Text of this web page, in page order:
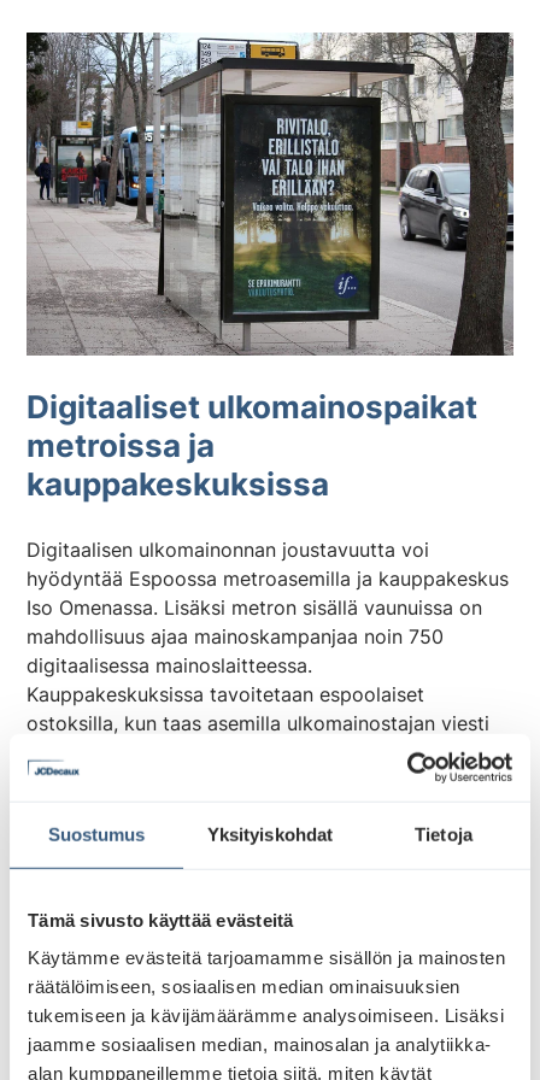
Suostumus Yksityiskohdat Tietoja
Tämä sivusto käyttää evästeitä
Käytämme evästeitä tarjoamamme sisällön ja mainosten
räätälöimiseen, sosiaalisen median ominaisuuksien
tukemiseen ja kävijämäärämme analysoimiseen. Lisäksi
jaamme sosiaalisen median, mainosalan ja analytiikka-
alan kumppaneillemme tietoja siitä, miten käytät
Digitaaliset ulkomainospaikat
metroissa ja
kauppakeskuksissa
Digitaalisen ulkomainonnan joustavuutta voi
hyödyntää Espoossa metroasemilla ja kauppakeskus
Iso Omenassa. Lisäksi metron sisällä vaunuissa on
mahdollisuus ajaa mainoskampanjaa noin 750
digitaalisessa mainoslaitteessa.
Kauppakeskuksissa tavoitetaan espoolaiset
ostoksilla, kun taas asemilla ulkomainostajan viesti
pääsee työmatkalaisten kyytiin. Myös erilaisia
kohderyhmiä tavoitetaan Espoon metron eri
17 000 opiskelijaa.
vain pelkästään aseman välittömästä läheisyydestä.
Liityntälinjat tuovan esimerkiksi Matinkylän ja
Tapiolan metroasemille matkustajia etäämmällä
olevista taajamista.
Bussipysäkkien julistekampanjointia tekevä